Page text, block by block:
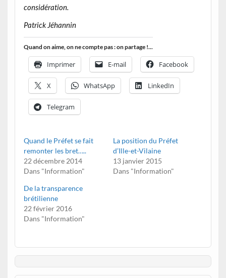
considération.
Patrick Jéhannin
Quand on aime, on ne compte pas : on partage !...
Imprimer E-mail Facebook
X WhatsApp LinkedIn
Telegram
Quand le Préfet se fait
remonter les bret…..
22 décembre 2014
Dans "Information"
La position du Préfet
d’Ille-et-Vilaine
13 janvier 2015
Dans "Information"
De la transparence
brétilienne
22 février 2016
Dans "Information"